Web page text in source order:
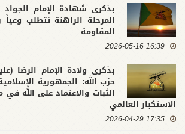
بذكرى شهادة الإمام
المرحلة الراهنة تتطلب
المقاومة
16:39 2026-05-16
بذكرى ولادة الإمام الرضا
حزب الله: الجمهورية
الثبات والاعتماد على الله
الاستكبار العالمي
17:35 2026-04-29